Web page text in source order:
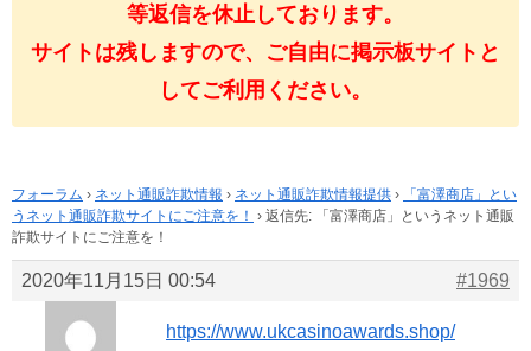
等返信を休止しております。
サイトは残しますので、ご自由に掲示板サイトと
してご利用ください。
フォーラム › ネット通販詐欺情報 › ネット通販詐欺情報提供 ›
「富澤商店」とい
うネット通販詐欺サイトにご注意を！ › 返信先: 「富澤商店」というネット通販
詐欺サイトにご注意を！
2020年11月15日 00:54 #1969
https://www.ukcasinoawards.shop/